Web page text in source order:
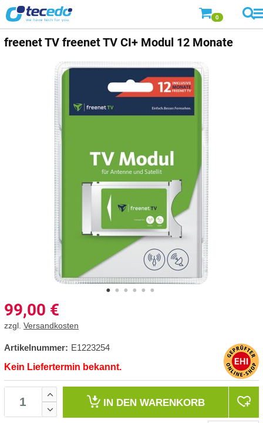
0
freenet TV freenet TV CI+ Modul 12 Monate
99,00 €
zzgl. Versandkosten
Artikelnummer: E1223254
Kein Liefertermin bekannt.
IN DEN WARENKORB